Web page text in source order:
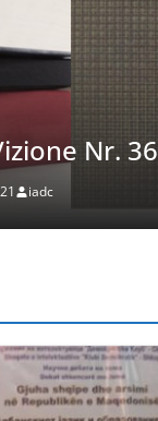
Nr. 36
iadc